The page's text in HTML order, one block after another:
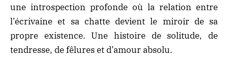
une introspection profonde où la relation entre
l’écrivaine et sa chatte devient le miroir de sa
propre existence. Une histoire de solitude, de
tendresse, de fêlures et d’amour absolu.